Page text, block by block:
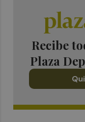
Recibe
Plaza